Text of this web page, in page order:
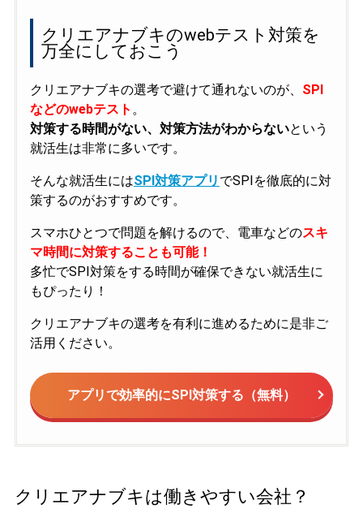
クリエアナブキのwebテスト対策を
万全にしておこう
クリエアナブキの選考で避けて通れないのが、 SPI
などのwebテスト 。
対策する時間がない、対策方法がわからないという
就活生は非常に多いです。
そんな就活生にはSPI対策アプリ でSPIを徹底的に対
策するのがおすすめです。
スマホひとつで問題を解けるので、電車などのスキ
マ時間に対策することも可能！
多忙でSPI対策をする時間が確保できない就活生に
もぴったり！
クリエアナブキの選考を有利に進めるために是非ご
活用ください。
アプリで効率的にSPI対策する（無料）
クリエアナブキは働きやすい会社？